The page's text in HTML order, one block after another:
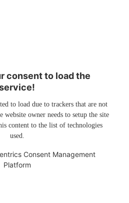
consent to load the
to load due to trackers that are not
website owner needs to setup the site
content to the list of technologies
used.
Consent Management
Platform